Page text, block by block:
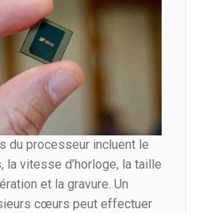
du processeur incluent le
vitesse d’horloge, la taille
et la gravure. Un
cœurs peut effectuer